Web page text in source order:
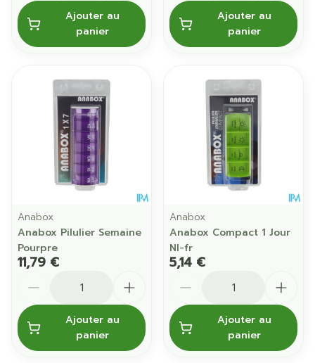
Ajouter au
panier
Ajouter au
panier
Anabox
Anabox Pilulier Semaine
Pourpre
11,79 €
Ajouter au
panier
Anabox
Anabox Compact 1 Jour
Nl-fr
5,14 €
Ajouter au
panier